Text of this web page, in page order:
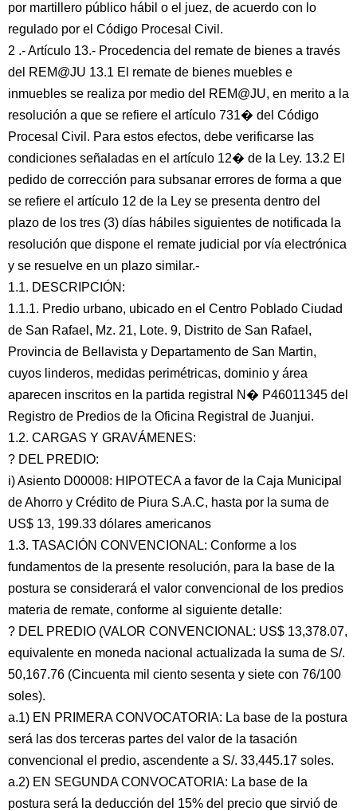
por martillero público hábil o el juez, de acuerdo con lo
regulado por el Código Procesal Civil.
2 .- Artículo 13.- Procedencia del remate de bienes a través
del REM@JU 13.1 El remate de bienes muebles e
inmuebles se realiza por medio del REM@JU, en merito a la
resolución a que se refiere el artículo 731� del Código
Procesal Civil. Para estos efectos, debe verificarse las
condiciones señaladas en el artículo 12� de la Ley. 13.2 El
pedido de corrección para subsanar errores de forma a que
se refiere el artículo 12 de la Ley se presenta dentro del
plazo de los tres (3) días hábiles siguientes de notificada la
resolución que dispone el remate judicial por vía electrónica
y se resuelve en un plazo similar.-
1.1. DESCRIPCIÓN:
1.1.1. Predio urbano, ubicado en el Centro Poblado Ciudad
de San Rafael, Mz. 21, Lote. 9, Distrito de San Rafael,
Provincia de Bellavista y Departamento de San Martin,
cuyos linderos, medidas perimétricas, dominio y área
aparecen inscritos en la partida registral N� P46011345 del
Registro de Predios de la Oficina Registral de Juanjui.
1.2. CARGAS Y GRAVÁMENES:
? DEL PREDIO:
i) Asiento D00008: HIPOTECA a favor de la Caja Municipal
de Ahorro y Crédito de Piura S.A.C, hasta por la suma de
US$ 13, 199.33 dólares americanos
1.3. TASACIÓN CONVENCIONAL: Conforme a los
fundamentos de la presente resolución, para la base de la
postura se considerará el valor convencional de los predios
materia de remate, conforme al siguiente detalle:
? DEL PREDIO (VALOR CONVENCIONAL: US$ 13,378.07,
equivalente en moneda nacional actualizada la suma de S/.
50,167.76 (Cincuenta mil ciento sesenta y siete con 76/100
soles).
a.1) EN PRIMERA CONVOCATORIA: La base de la postura
será las dos terceras partes del valor de la tasación
convencional el predio, ascendente a S/. 33,445.17 soles.
a.2) EN SEGUNDA CONVOCATORIA: La base de la
postura será la deducción del 15% del precio que sirvió de